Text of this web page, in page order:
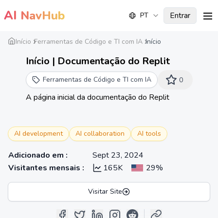
AI NavHub PT Entrar
Início Ferramentas de Código e TI com IA Início
Início | Documentação do Replit
Ferramentas de Código e TI com IA 0
A página inicial da documentação do Replit
AI development AI collaboration AI tools
Adicionado em :
Sept 23, 2024
Visitantes mensais : 165K 29%
Visitar Site